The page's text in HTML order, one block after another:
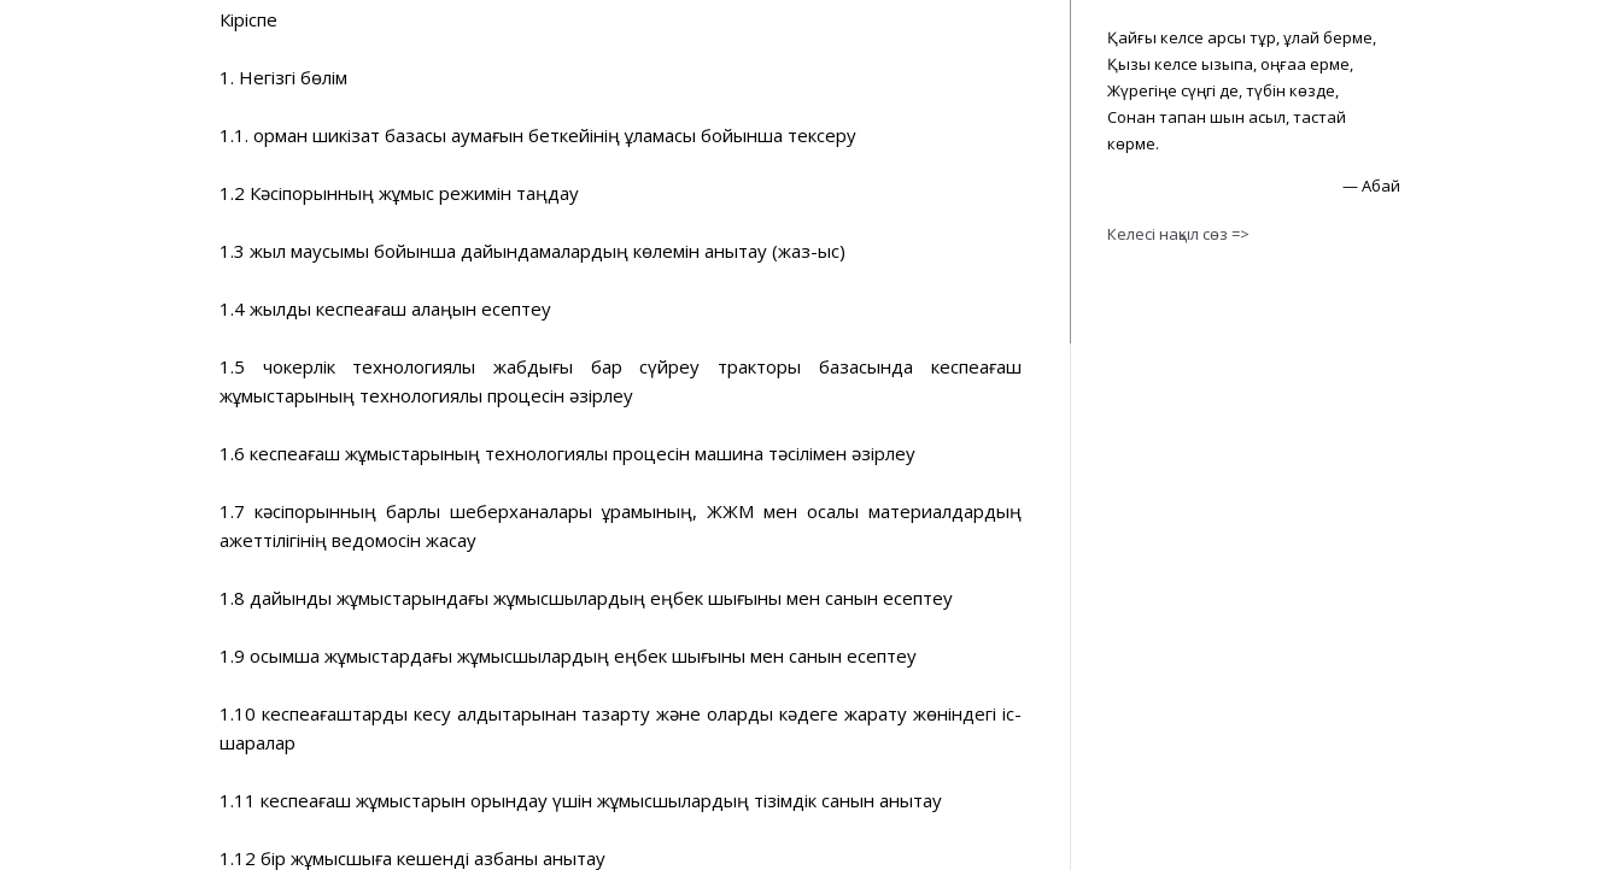
Кіріспе
1. Негізгі бөлім
1.1. орман шикізат базасы аумағын беткейінің құламасы бойынша тексеру
1.2 Кәсіпорынның жұмыс режимін таңдау
1.3 жыл маусымы бойынша дайындамалардың көлемін анықтау (жаз-қыс)
1.4 жылдық кеспеағаш алаңын есептеу
1.5 чокерлік технологиялық жабдығы бар сүйреу тракторы базасында кеспеағаш
жұмыстарының технологиялық процесін әзірлеу
1.6 кеспеағаш жұмыстарының технологиялық процесін машина тәсілімен әзірлеу
1.7 кәсіпорынның барлық шеберханалары құрамының, ЖЖМ мен қосалқы материалдардың
қажеттілігінің ведомосін жасау
1.8 дайындық жұмыстарындағы жұмысшылардың еңбек шығыны мен санын есептеу
1.9 қосымша жұмыстардағы жұмысшылардың еңбек шығыны мен санын есептеу
1.10 кеспеағаштарды кесу қалдықтарынан тазарту және оларды кәдеге жарату жөніндегі іс-
шаралар
1.11 кеспеағаш жұмыстарын орындау үшін жұмысшылардың тізімдік санын анықтау
1.12 бір жұмысшыға кешенді қазбаны анықтау
Қайғы келсе қарсы тұр, құлай берме,
Қызық келсе қызықпа, оңғаққа ерме,
Жүрегіңе сүңгі де, түбін көзде,
Сонан тапқан шын асыл, тастай
көрме.
—Абай
Келесі нақыл сөз =>